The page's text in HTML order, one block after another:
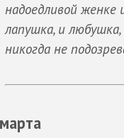
надоедливой женке
лапушка, и
никогда не